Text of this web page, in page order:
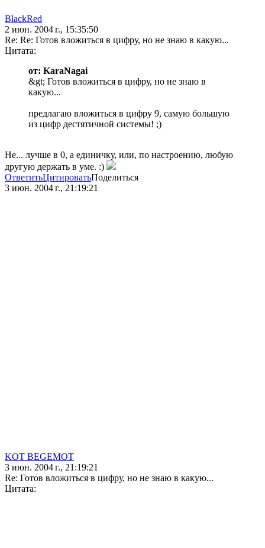
BlackRed
2 июн. 2004 г., 15:35:50
Re: Re: Готов вложиться в цифру, но не знаю в какую...
Цитата:
от: KaraNagai
&gt; Готов вложиться в цифру, но не знаю в
какую...
предлагаю вложиться в цифру 9, самую большую
из цифр дестятичной системы! ;)
Не... лучше в 0, а единичку, или, по настроению, любую
другую держать в уме. :)
ОтветитьЦитироватьПоделиться
3 июн. 2004 г., 21:19:21
KOT BEGEMOT
3 июн. 2004 г., 21:19:21
Re: Готов вложиться в цифру, но не знаю в какую...
Цитата: